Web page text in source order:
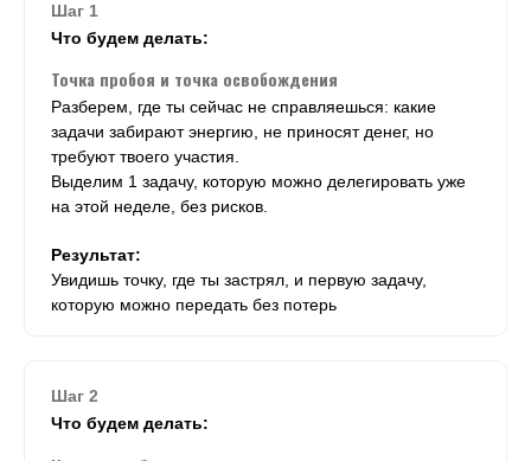
Шаг 1
Что будем делать:
Точка пробоя и точка освобождения
Разберем, где ты сейчас не справляешься: какие
задачи забирают энергию, не приносят денег, но
требуют твоего участия.
Выделим 1 задачу, которую можно делегировать уже
на этой неделе, без рисков.
Результат:
Увидишь точку, где ты застрял, и первую задачу,
которую можно передать без потерь
Шаг 2
Что будем делать: